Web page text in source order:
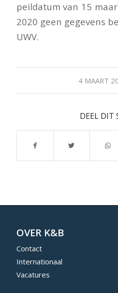
peildatum van 15
2020 geen gegevens
UWV.
4 MAART
/
DEEL DIT
OVER K&B
Contact
Internationaal
Vacatures